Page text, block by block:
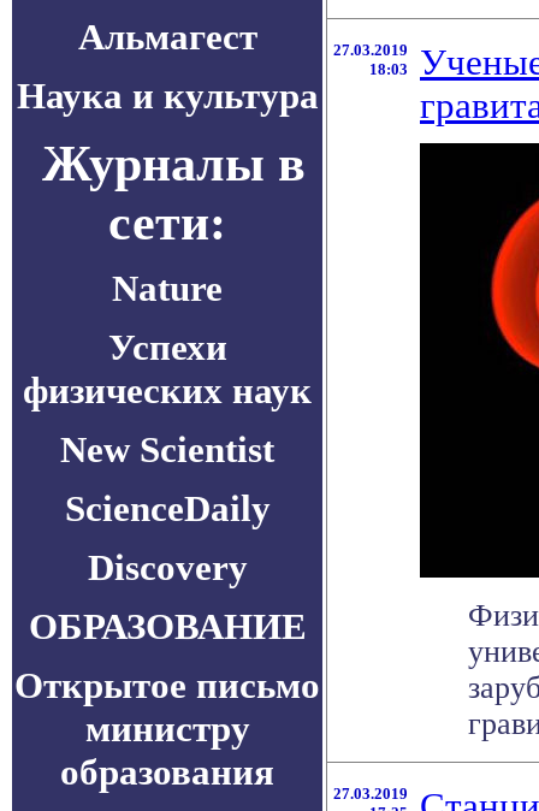
Альмагест
Наука и культура
Журналы в
сети:
Nature
Успехи
физических наук
New Scientist
ScienceDaily
Discovery
ОБРАЗОВАНИЕ
Открытое письмо
министру
образования
27.03.2019
18:03
27.03.2019